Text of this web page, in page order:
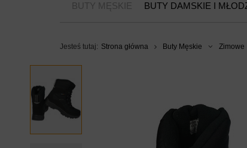
BUTY MĘSKIE BUTY DAMSKIE I
Jesteś tutaj: Strona główna Buty Męskie Zimowe